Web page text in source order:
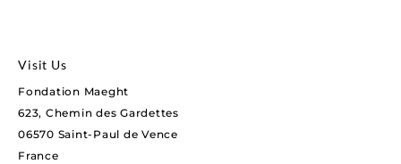
Visit Us
Fondation Maeght
623, Chemin des Gardettes
06570 Saint-Paul de Vence
France